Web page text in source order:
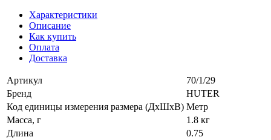
Характеристики
Описание
Как купить
Оплата
Доставка
Артикул
70/1/29
Бренд
HUTER
Код единицы измерения размера (ДхШхВ) Метр
Масса, г
1.8 кг
Длина
0.75